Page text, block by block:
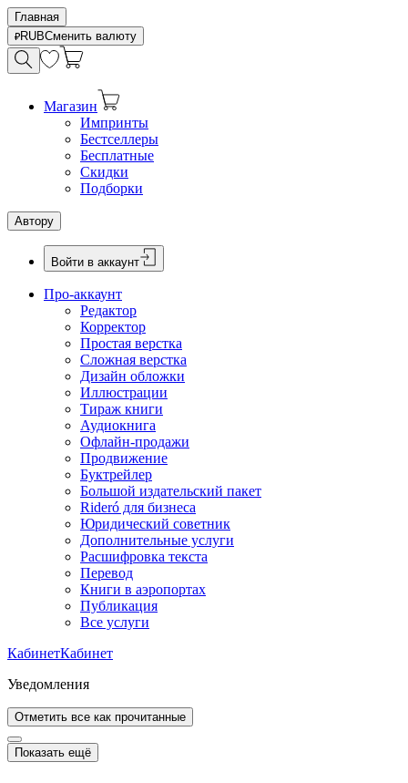
Главная
RUBСменить валюту
Магазин
Импринты
Бестселлеры
Бесплатные
Скидки
Подборки
Автору
Войти в аккаунт
Про-аккаунт
Редактор
Корректор
Простая верстка
Сложная верстка
Дизайн обложки
Иллюстрации
Тираж книги
Аудиокнига
Офлайн-продажи
Продвижение
Буктрейлер
Большой издательский пакет
Rideró для бизнеса
Юридический советник
Дополнительные услуги
Расшифровка текста
Перевод
Книги в аэропортах
Публикация
Все услуги
КабинетКабинет
Уведомления
Отметить все как прочитанные
Показать ещё